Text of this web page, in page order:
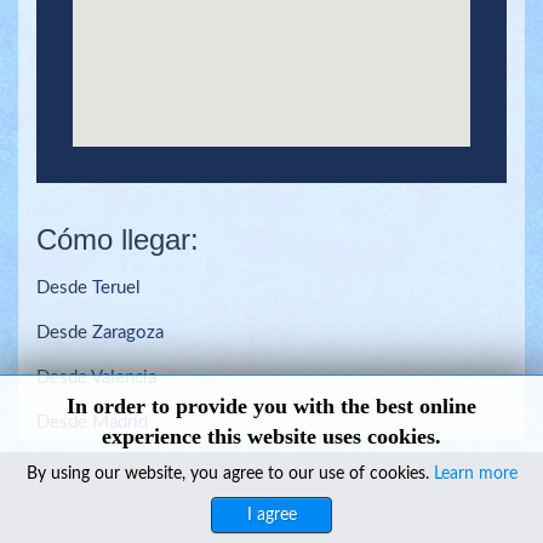
Cómo llegar:
Desde Teruel
Desde Zaragoza
DesdeValencia
Aviso Legal
In order to provide you with the best online
experience this website uses cookies.
By using our website, you agree to our use of cookies. Learn more
I agree